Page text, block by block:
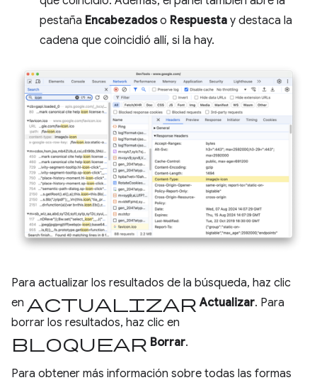
pestaña Encabezadoso Respuesta y destaca la
cadena que coincidió allí, si la hay.
Para actualizar los resultados de la búsqueda, haz clic
en Actualizar Actualizar. Para
borrar los resultados, haz clic en
bloquear Borrar.
Para obtener más información sobre todas las formas